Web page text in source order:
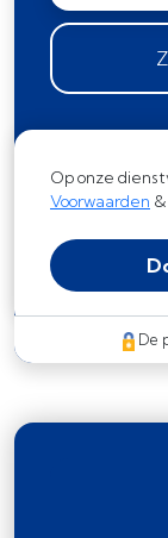
Op onze
Voorwaarden &
De